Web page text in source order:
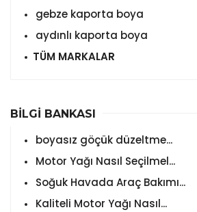
gebze kaporta boya
aydınlı kaporta boya
TÜM MARKALAR
BİLGİ BANKASI
boyasız göçük düzeltme...
Motor Yağı Nasıl Seçilmel...
Soğuk Havada Araç Bakımı...
Kaliteli Motor Yağı Nasıl...